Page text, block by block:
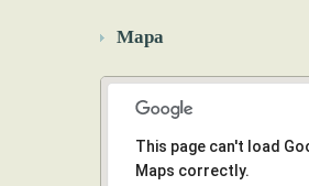
Mapa
This page can't load
Maps correctly.